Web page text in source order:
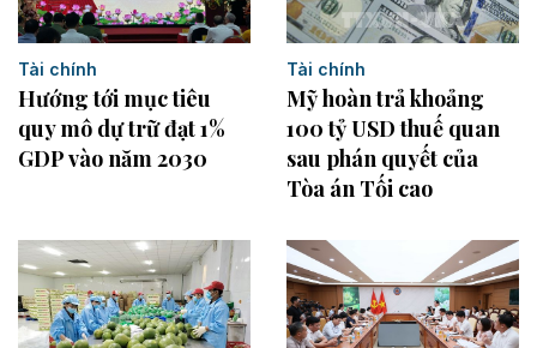
Tài chính
Hướng tới mục tiêu
quy mô dự trữ đạt 1%
GDP vào năm 2030
Tài chính
Mỹ hoàn trả khoảng
100 tỷ USD thuế quan
sau phán quyết của
Tòa án Tối cao